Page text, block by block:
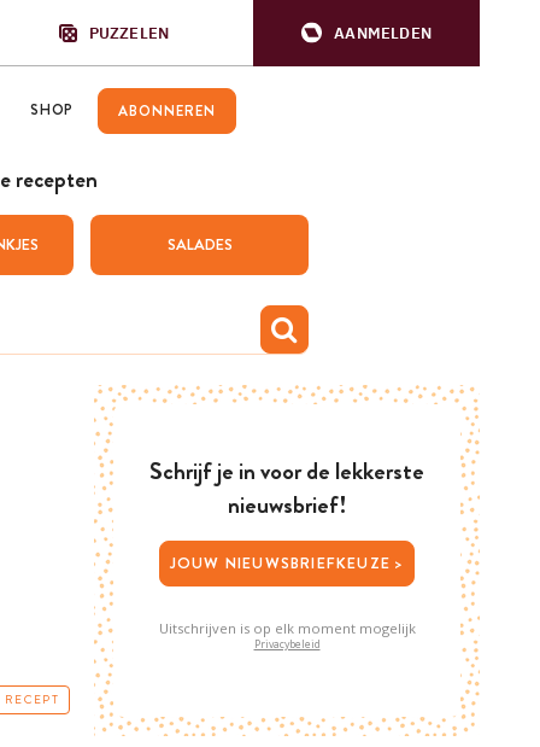
PUZZELEN AANMELDEN
SHOP ABONNEREN
recepten
SALADES
Schrijf je in voor de lekkerste
nieuwsbrief!
JOUW NIEUWSBRIEFKEUZE >
Uitschrijven is op elk moment mogelijk
Privacybeleid